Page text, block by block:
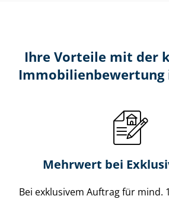
Ihre Vorteile mit der
Mehrwert bei
Bei exklusivem Auftrag für mind.